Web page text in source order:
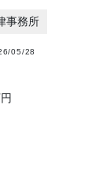
事務所
05/28